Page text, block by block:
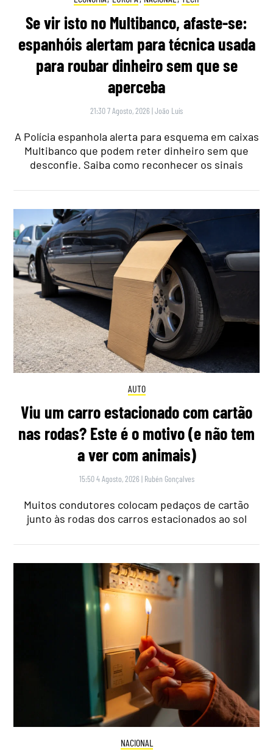
Se vir isto no Multibanco, afaste-se:
espanhóis alertam para técnica usada
para roubar dinheiro sem que se
aperceba
21:30 7 Agosto, 2026 |João Luís
A Polícia espanhola alerta para esquema em caixas
Multibanco que podem reter dinheiro sem que
desconfie. Saiba como reconhecer os sinais
AUTO
Viu um carro estacionado com cartão
nas rodas? Este é o motivo (e não tem
a ver com animais)
15:50 4 Agosto, 2026 | Rubén Gonçalves
Muitos condutores colocam pedaços de cartão
junto às rodas dos carros estacionados ao sol
NACIONAL